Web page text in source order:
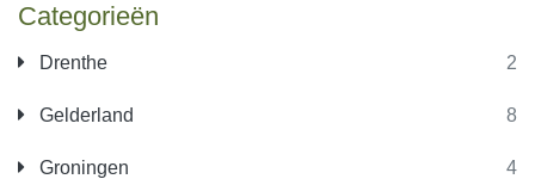
Categorieën
Drenthe 2
Gelderland 8
Groningen 4